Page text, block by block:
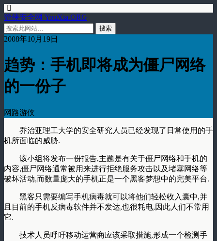
游侠安全网 YouXia.ORG
2008年10月19日
趋势：手机即将成为僵尸网络
的一份子
网路游侠
乔治亚理工大学的安全研究人员已经发现了日常使用的手
机所面临的威胁.
该小组将发布一份报告,主题是有关于僵尸网络和手机的
内容,僵尸网络通常被用来进行拒绝服务攻击以及堵塞网络等
破坏活动,而数量庞大的手机正是一个黑客梦想中的完美平台.
黑客只需要编写手机病毒就可以将他们轻松收入囊中,并
且目前的手机反病毒软件并不发达,也很耗电,因此人们不常用
它.
技术人员呼吁移动运营商应该采取措施,形成一个检测手